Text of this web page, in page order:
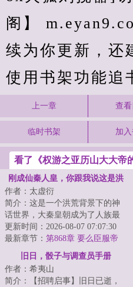
阁】
续为你更新，还
使用书架功能追
上一章 查
临时书架 加
看了《权游之亚历山大大帝
刚成仙秦人皇，你跟我说这是洪
作者：太虚衍
简介：这是一个洪荒背景下的神
话世界，大秦皇朝成为了人族最
后一个气运之朝！凡人在这个世
界，微不足道，...
更新时间：2026-08-07 07:07:30
最新章节： 第868章 要么臣服帝
国，要么被扒光挂城墙
旧日，骰子与调查员手册
作者：希夷山
简介：【招聘启事】旧日已逝，